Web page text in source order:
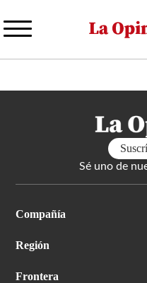
Sé uno de
Compañía
Región
Frontera